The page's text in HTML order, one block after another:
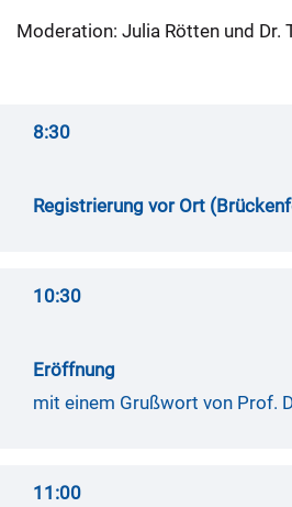
Moderation: Julia Rötten und Dr.
8:30
Registrierung vor Ort
10:30
Eröffnung
mit einem Grußwort von Prof.
11:00